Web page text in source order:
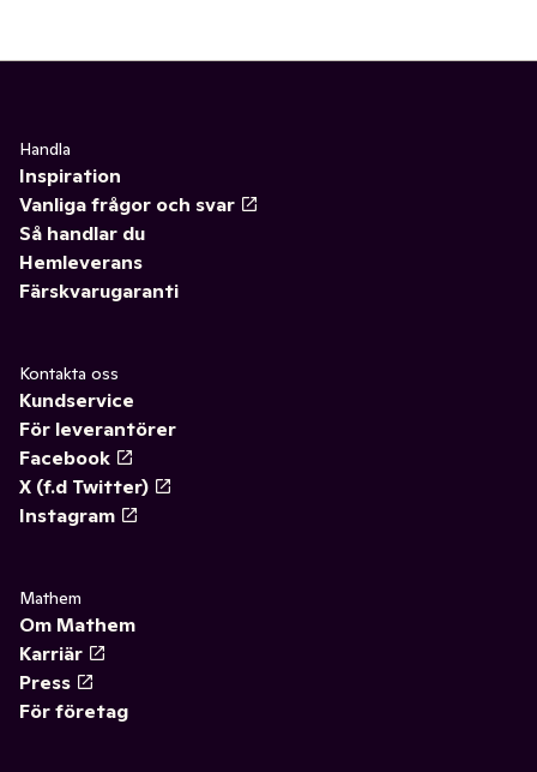
Handla
Inspiration
Vanliga frågor och svar
Så handlar du
Hemleverans
Färskvarugaranti
Kontakta oss
Kundservice
För leverantörer
Facebook
X (f.d Twitter)
Instagram
Mathem
Om Mathem
Karriär
Press
För företag